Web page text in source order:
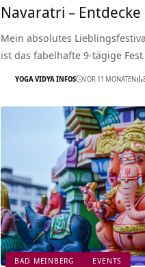
Navaratri –
Mein absolutes
ist das fabelhafte 9-tägige
YOGA VIDYA INFOS VOR 11 MONATEN
BAD MEINBERG EVENTS